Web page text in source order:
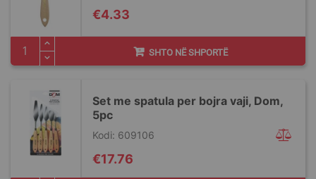
€4.33
SHTO NË SHPORTË
Set me spatula per bojra vaji, Dom,
5pc
Kodi: 609106
€17.76